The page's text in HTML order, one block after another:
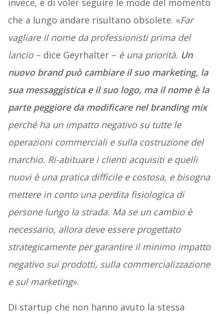
invece, è di voler seguire le mode del momento
che a lungo andare risultano obsolete. «Far
vagliare il nome da professionisti prima del
lancio – dice Geyrhalter – è una priorità. Un
nuovo brand può cambiare il suo marketing, la
sua messaggistica e il suo logo, ma il nome è la
parte peggiore da modificare nel branding mix
perché ha un impatto negativo su tutte le
operazioni commerciali e sulla costruzione del
marchio. Ri-abituare i clienti acquisiti e quelli
nuovi è una pratica difficile e costosa, e bisogna
mettere in conto una perdita fisiologica di
persone lungo la strada. Ma se un cambio è
necessario, allora deve essere progettato
strategicamente per garantire il minimo impatto
negativo sui prodotti, sulla commercializzazione
e sul marketing».
Di startup che non hanno avuto la stessa